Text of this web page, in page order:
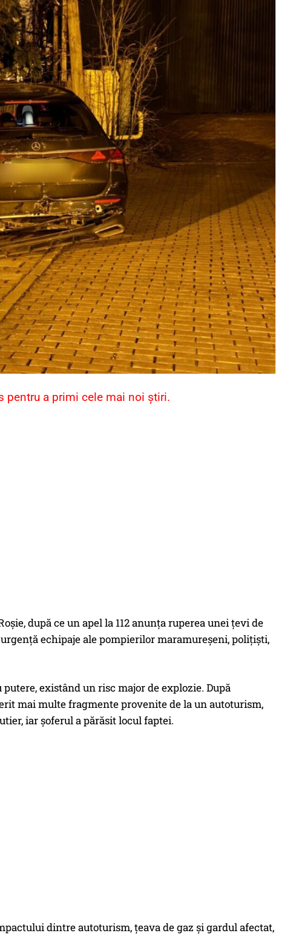
pentru a primi cele mai noi știri.
după ce un apel la 112 anunța ruperea unei țevi de
echipaje ale pompierilor maramureșeni, polițiști,
existând un risc major de explozie. După
mai multe fragmente provenite de la un autoturism,
iar șoferul a părăsit locul faptei.
dintre autoturism, țeava de gaz și gardul afectat,